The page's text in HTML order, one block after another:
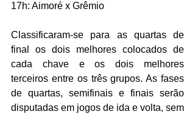
17h: Aimoré x Grêmio
Classificaram-se para as quartas de
final os dois melhores colocados de
cada chave e os dois melhores
terceiros entre os três grupos. As fases
de quartas, semifinais e finais serão
disputadas em jogos de ida e volta, sem